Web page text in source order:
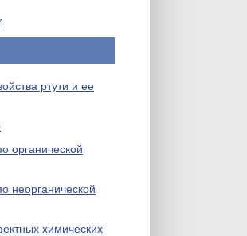
ртути и ее
органической
неорганической
химических